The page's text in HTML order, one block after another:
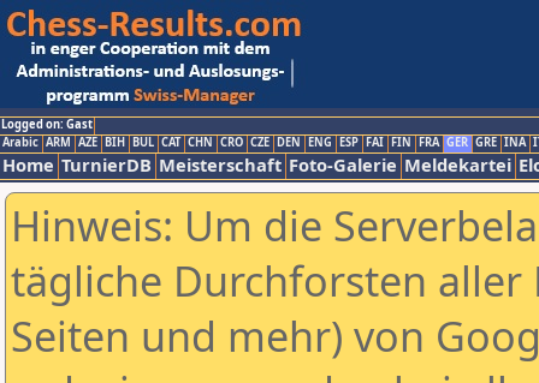
Logged on: Gast
Arabic ARM AZE BIH BUL CAT CHN CRO CZE DEN ENG ESP FAI FIN FRA GER GRE INA
Home TurnierDB Meisterschaft Foto-Galerie Meldekartei
Hinweis: Um die
tägliche Durchforsten aller
Seiten und mehr) von